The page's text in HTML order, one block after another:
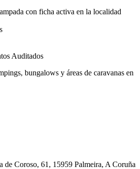
con ficha activa en la localidad
Auditados
bungalows y áreas de caravanas en
de Coroso, 61, 15959 Palmeira, A Coruña